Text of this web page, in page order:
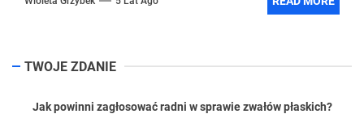
TWOJE ZDANIE
Jak powinni zagłosować radni w sprawie zwałów płaskich?